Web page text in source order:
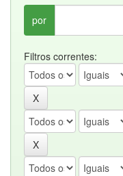
por
Filtros correntes: